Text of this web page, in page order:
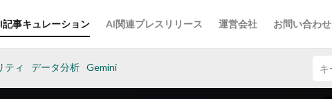
記事キュレーション AI関連プレスリリース 運営会社 お問い合わせ
ティ データ分析 Gemini